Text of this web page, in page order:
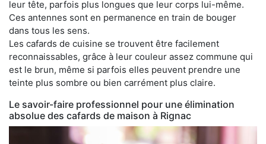
leur tête, parfois plus longues que leur corps lui-même.
Ces antennes sont en permanence en train de bouger
dans tous les sens.
Les cafards de cuisine se trouvent être facilement
reconnaissables, grâce à leur couleur assez commune qui
est le brun, même si parfois elles peuvent prendre une
teinte plus sombre ou bien carrément plus claire.
Le savoir-faire professionnel pour une élimination
absolue des cafards de maison à Rignac